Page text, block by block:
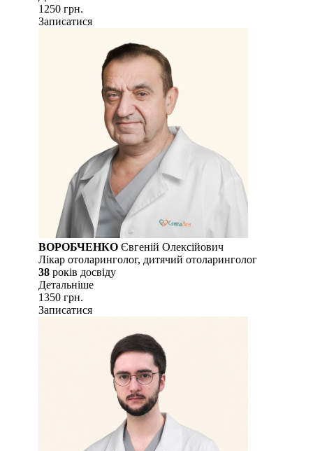
1250 грн.
Записатися
ВОРОБЧЕНКО Євгеній Олексійович
Лікар отоларинголог, дитячий отоларинголог
38 рокiв досвiду
Детальнiше
1350 грн.
Записатися